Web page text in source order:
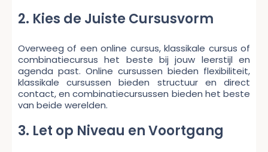
2. Kies de Juiste Cursusvorm
Overweeg of een online cursus, klassikale cursus of
combinatiecursus het beste bij jouw leerstijl en
agenda past. Online cursussen bieden flexibiliteit,
klassikale cursussen bieden structuur en direct
contact, en combinatiecursussen bieden het beste
van beide werelden.
3. Let op Niveau en Voortgang